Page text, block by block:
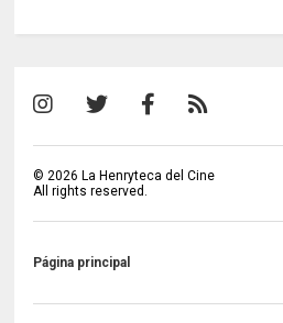
© 2026 La Henryteca del Cine
All rights reserved.
Página principal